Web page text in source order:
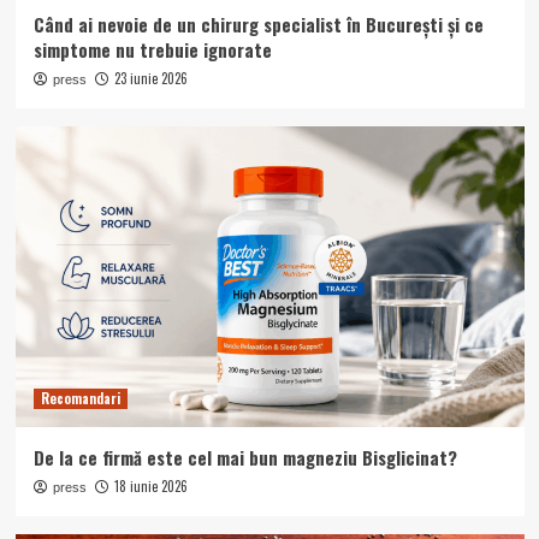
Fără categorie
Tiroida leneșă: semne care pot fi
Când ai nevoie de un chirurg specialist în București și ce
simptome nu trebuie ignorate
press 23 iunie 2026
Recomandari
De la ce firmă este cel mai bun magneziu Bisglicinat?
press 18 iunie 2026